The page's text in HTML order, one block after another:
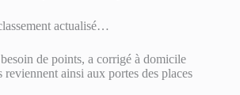
actualisé…
de points, a corrigé à domicile
ainsi aux portes des places